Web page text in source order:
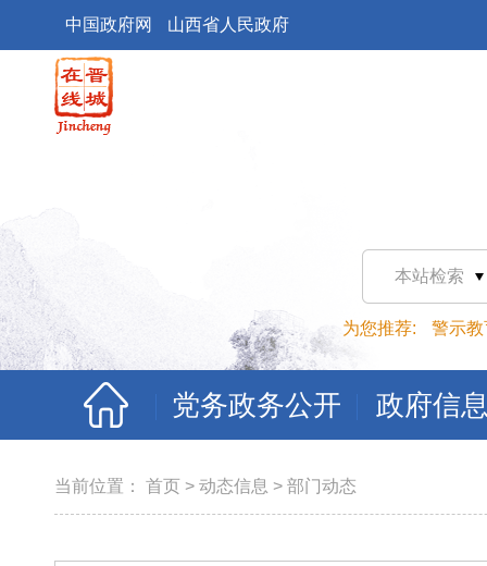
中国政府网 山西省人民政府
本站检索
为您推荐: 警示教
党务政务公开 政府信
当前位置： 首页 > 动态信息 > 部门动态